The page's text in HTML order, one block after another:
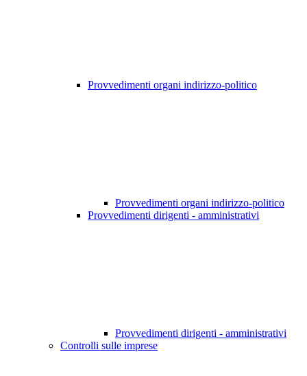
Provvedimenti organi indirizzo-politico
Provvedimenti organi indirizzo-politico
Provvedimenti dirigenti - amministrativi
Provvedimenti dirigenti - amministrativi
Controlli sulle imprese